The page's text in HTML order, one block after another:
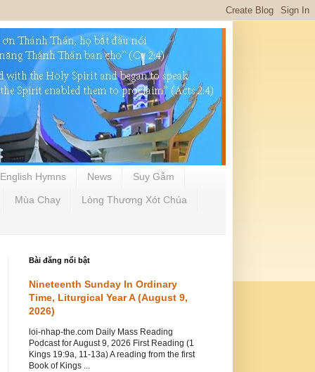
English Hymns News Suy Gẫm
Mùa Chay Lòng Thương Xót Chúa
Bài đăng nổi bật
Nineteenth Sunday In Ordinary
Time, Liturgical Year A (August 9,
2026)
loi-nhap-the.com Daily Mass Reading
Podcast for August 9, 2026 First Reading (1
Kings 19:9a, 11-13a) A reading from the first
Book of Kings ...